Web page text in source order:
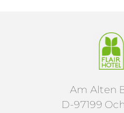
Am Alten
D-97199